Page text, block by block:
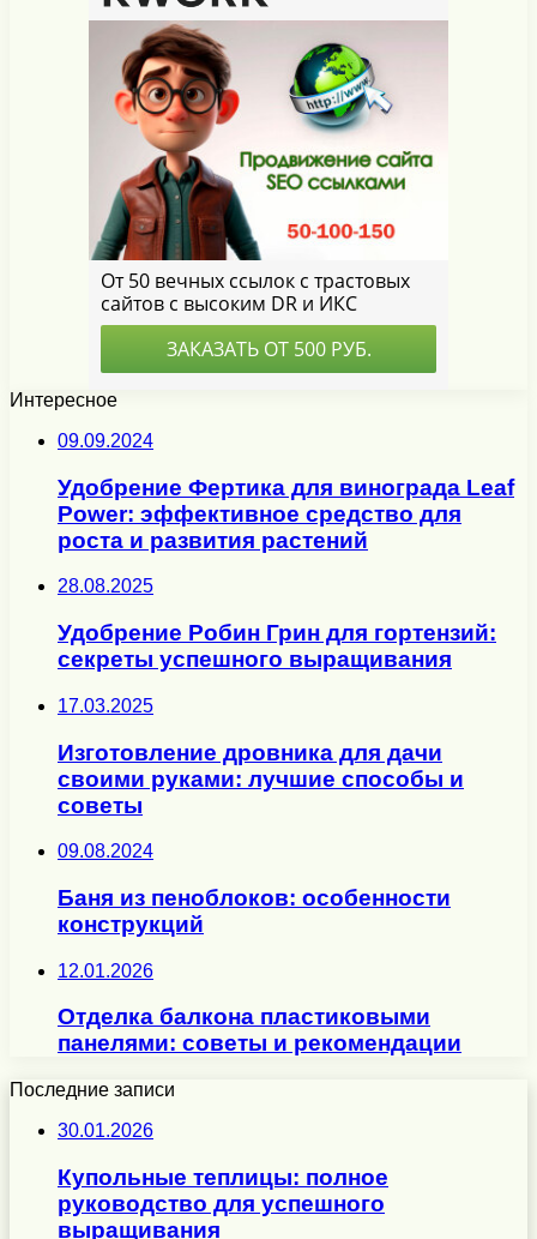
Интересное
09.09.2024
Удобрение Фертика для винограда Leaf
Power: эффективное средство для
роста и развития растений
28.08.2025
Удобрение Робин Грин для гортензий:
секреты успешного выращивания
17.03.2025
Изготовление дровника для дачи
своими руками: лучшие способы и
советы
09.08.2024
Баня из пеноблоков: особенности
конструкций
12.01.2026
Отделка балкона пластиковыми
панелями: советы и рекомендации
Последние записи
30.01.2026
Купольные теплицы: полное
руководство для успешного
выращивания